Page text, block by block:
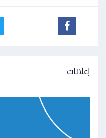
إعلانات